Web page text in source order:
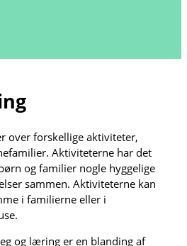
over forskellige aktiviteter,
Aktiviteterne har det
og familier nogle hyggelige
sammen. Aktiviteterne kan
i familierne eller i
og læring er en blanding af